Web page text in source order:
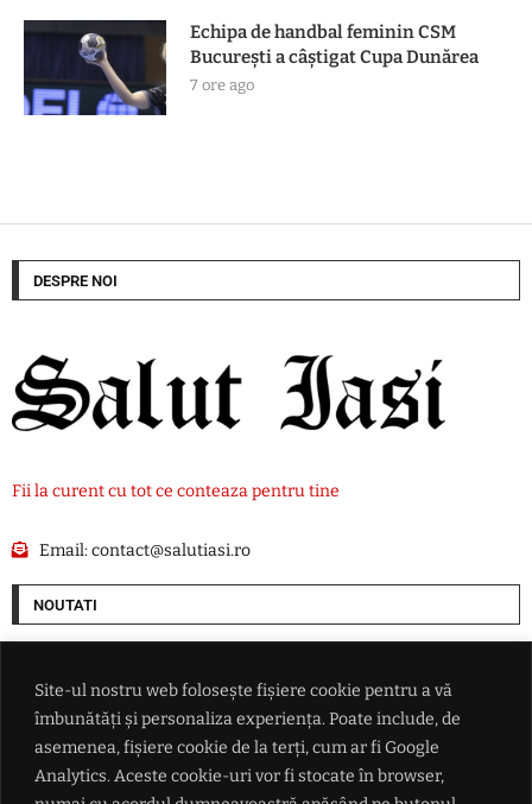
Site-ul nostru web folosește fișiere cookie pentru a vă
îmbunătăți și personaliza experiența. Poate include, de
asemenea, fișiere cookie de la terți, cum ar fi Google
Analytics. Aceste cookie-uri vor fi stocate în browser,
Echipa de handbal feminin CSM
Bucureşti a câştigat Cupa Dunărea
7 ore ago
DESPRE NOI
Fii la curent cu tot ce conteaza pentru tine
Email:contact@salutiasi.ro
NOUTATI
Cum vrea SUA să pună mâna pe resursele Groenlandei. O companie ce
are legături cu Donald Trump începe goana după petrolul de sub gheață